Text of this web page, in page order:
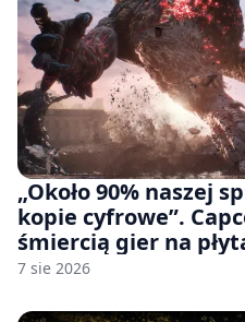
„Około 90% naszej
kopie cyfrowe”.
śmiercią gier na
7 sie 2026